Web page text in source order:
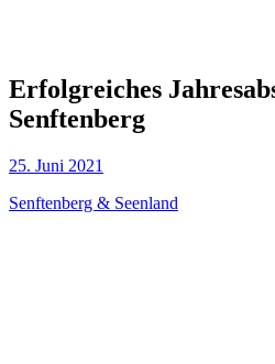
Erfolgreiches
Senftenberg
25. Juni 2021
Senftenberg & Seenland